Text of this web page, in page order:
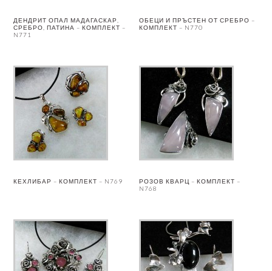
ДЕНДРИТ ОПАЛ МАДАГАСКАР,
СРЕБРО, ПАТИНА – КОМПЛЕКТ –
N771
ОБЕЦИ И ПРЪСТЕН ОТ СРЕБРО –
КОМПЛЕКТ – N770
КЕХЛИБАР – КОМПЛЕКТ – N769
РОЗОВ КВАРЦ – КОМПЛЕКТ –
N768